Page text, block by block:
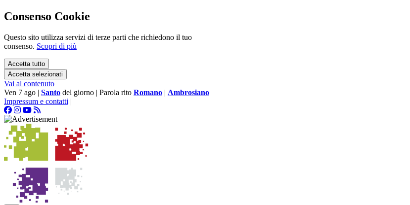
Consenso Cookie
Questo sito utilizza servizi di terze parti che richiedono il tuo
consenso. Scopri di più
Accetta tutto
Accetta selezionati
Vai al contenuto
Ven 7 ago | Santo del giorno | Parola rito Romano | Ambrosiano
Impressum e contatti |